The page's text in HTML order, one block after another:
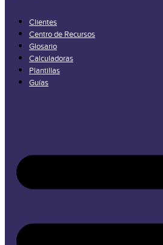
Clientes
Centro de Recursos
Glosario
Calculadoras
Plantillas
Guías